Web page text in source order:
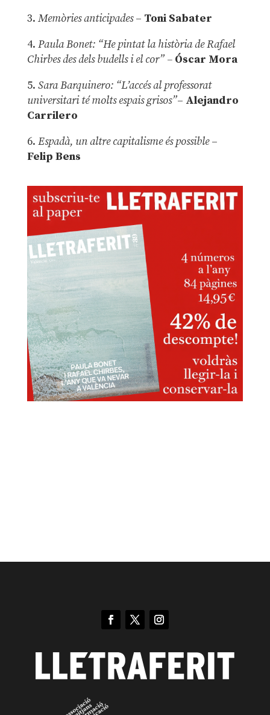
3. Memòries anticipades– Toni Sabater
4. Paula Bonet: “He pintat la història de Rafael
Chirbes des dels budells i el cor” –Óscar Mora
5. Sara Barquinero: “L’accés al professorat
universitari té molts espais grisos”– Alejandro
Carrilero
6. Espadà, un altre capitalisme és possible –
Felip Bens